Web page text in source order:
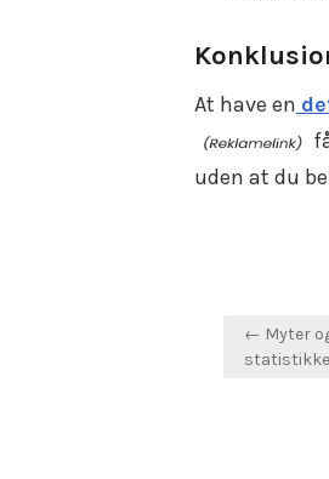
At have en
uden at du
← Myter